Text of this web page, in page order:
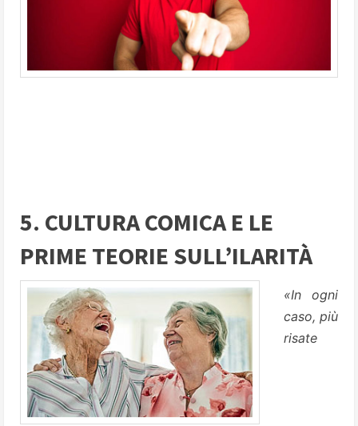
5. CULTURA COMICA E LE
PRIME TEORIE SULL’ILARITÀ
«In ogni
caso, più
risate